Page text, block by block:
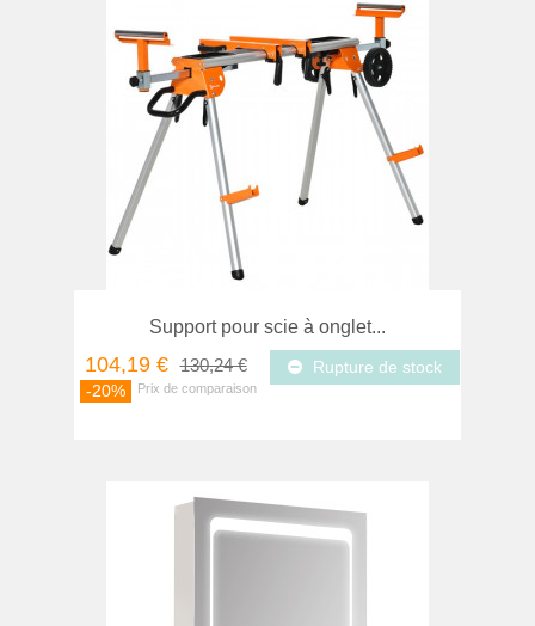
Support pour scie à onglet...
104,19 € 130,24 €
-20%
Rupture de stock